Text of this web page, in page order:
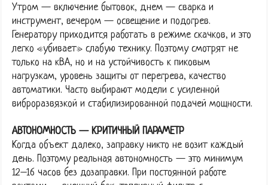
Утром — включение бытовок, днем — сварка и
инструмент, вечером — освещение и подогрев.
Генератору приходится работать в режиме скачков, и это
легко «убивает» слабую технику. Поэтому смотрят не
только на кВА, но и на устойчивость к пиковым
нагрузкам, уровень защиты от перегрева, качество
автоматики. Часто выбирают модели с усиленной
виброразвязкой и стабилизированной подачей мощности.
АВТОНОМНОСТЬ — КРИТИЧНЫЙ ПАРАМЕТР
Когда объект далеко, заправку никто не возит каждый
день. Поэтому реальная автономность — это минимум
12–16 часов без дозаправки. При постоянной работе